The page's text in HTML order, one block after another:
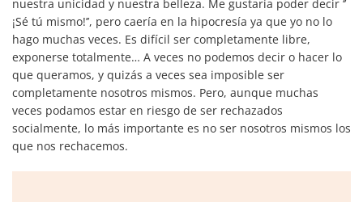
nuestra unicidad y nuestra belleza. Me gustaría poder decir ‘’
¡Sé tú mismo!’’, pero caería en la hipocresía ya que yo no lo
hago muchas veces. Es difícil ser completamente libre,
exponerse totalmente… A veces no podemos decir o hacer lo
que queramos, y quizás a veces sea imposible ser
completamente nosotros mismos. Pero, aunque muchas
veces podamos estar en riesgo de ser rechazados
socialmente, lo más importante es no ser nosotros mismos los
que nos rechacemos.